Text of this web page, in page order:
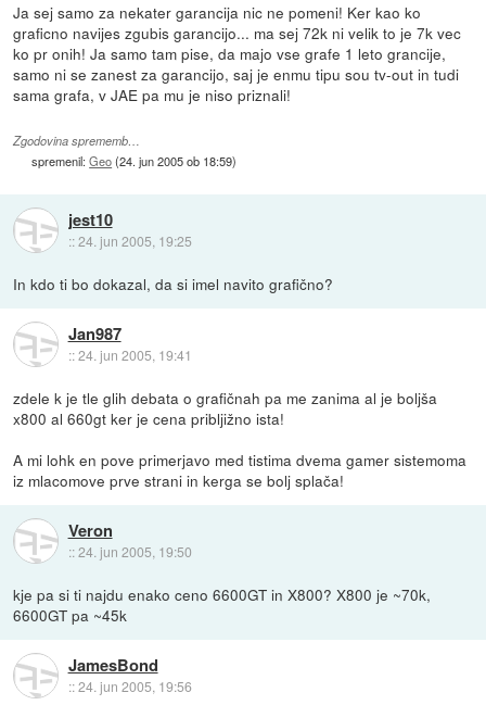
Ja sej samo za nekater garancija nic ne pomeni! Ker kao ko
graficno navijes zgubis garancijo... ma sej 72k ni velik to je 7k vec
ko pr onih! Ja samo tam pise, da majo vse grafe 1 leto grancije,
samo ni se zanest za garancijo, saj je enmu tipu sou tv-out in tudi
sama grafa, v JAE pa mu je niso priznali!
Zgodovina sprememb…
spremenil:Geo(24. jun 2005 ob 18:59)
jest10
::24. jun 2005, 19:25
In kdo ti bo dokazal, da si imel navito grafično?
Jan987
::24. jun 2005, 19:41
zdele k je tle glih debata o grafičnah pa me zanima al je boljša
x800 al 660gt ker je cena pribljižno ista!
A mi lohk en pove primerjavo med tistima dvema gamer sistemoma
iz mlacomove prve strani in kerga se bolj splača!
Veron
::24. jun 2005, 19:50
kje pa si ti najdu enako ceno 6600GT in X800? X800 je ~70k,
6600GT pa ~45k
JamesBond
::24. jun 2005, 19:56